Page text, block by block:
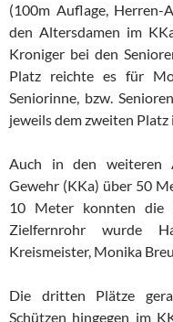
(100m Auflage, Herren-
den Altersdamen im
Kroniger bei den
Platz reichte es für
Seniorinne, bzw.
jeweils dem zweiten
Auch in den weiteren
Gewehr (KKa) über 50
10 Meter konnten die
Zielfernrohr wurde
Kreismeister, Monika
Die dritten Plätze
Schützen hingegen im